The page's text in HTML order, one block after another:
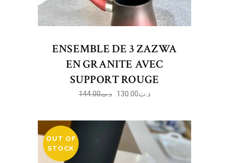
ENSEMBLE DE 3 ZAZWA
EN GRANITE AVEC
SUPPORT ROUGE
د.ت144.00 د.ت130.00
OUT OF
STOCK